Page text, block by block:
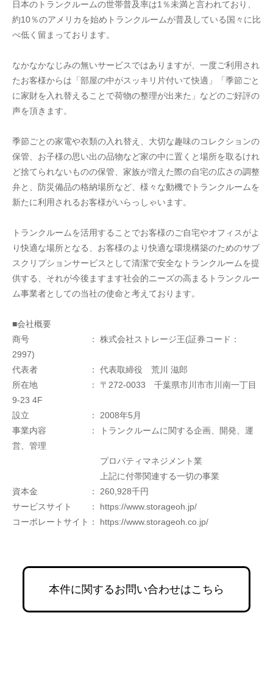
日本のトランクルームの世帯普及率は1％未満と言われており、
約10％のアメリカを始めトランクルームが普及している国々に比
べ低く留まっております。
なかなかなじみの無いサービスではありますが、一度ご利用され
たお客様からは「部屋の中がスッキリ片付いて快適」「季節ごと
に家財を入れ替えることで荷物の整理が出来た」などのご好評の
声を頂きます。
季節ごとの家電や衣類の入れ替え、大切な趣味のコレクションの
保管、お子様の思い出の品物など家の中に置くと場所を取るけれ
ど捨てられないものの保管、家族が増えた際の自宅の広さの調整
弁と、防災備品の格納場所など、様々な動機でトランクルームを
新たに利用されるお客様がいらっしゃいます。
トランクルームを活用することでお客様のご自宅やオフィスがよ
り快適な場所となる、お客様のより快適な環境構築のためのサブ
スクリプションサービスとして清潔で安全なトランクルームを提
供する、それが今後ますます社会的ニーズの高まるトランクルー
ム事業者としての当社の使命と考えております。
■会社概要
商号　　　　　　　： 株式会社ストレージ王(証券コード：
2997)
代表者　　　　　　： 代表取締役　荒川 滋郎
所在地　　　　　　： 〒272-0033　千葉県市川市市川南一丁目
9-23 4F
設立　　　　　　　： 2008年5月
事業内容　　　　　： トランクルームに関する企画、開発、運
営、管理
プロパティマネジメント業
上記に付帯関連する一切の事業
資本金　　　　　　： 260,928千円
サービスサイト　　： https://www.storageoh.jp/
コーポレートサイト： https://www.storageoh.co.jp/
本件に関するお問い合わせはこちら